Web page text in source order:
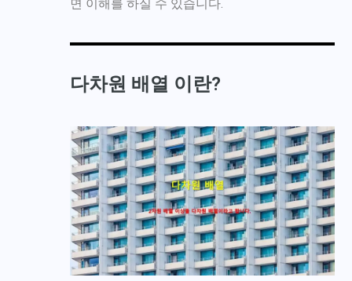
면 이해를 하실 수 있습니다.
다차원 배열 이란?